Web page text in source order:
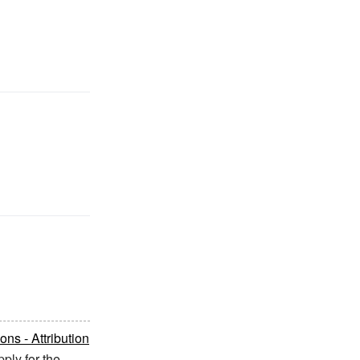
- Attribution